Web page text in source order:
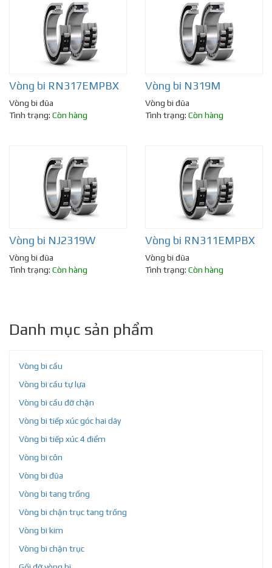
Vòng bi RN317EMPBX
Vòng bi đũa
Tình trạng: Còn hàng
Vòng bi N319M
Vòng bi đũa
Tình trạng: Còn hàng
Vòng bi NJ2319W
Vòng bi đũa
Tình trạng: Còn hàng
Vòng bi RN311EMPBX
Vòng bi đũa
Tình trạng: Còn hàng
Danh mục sản phẩm
Vòng bi cầu
Vòng bi cầu tự lựa
Vòng bi cầu đỡ chặn
Vòng bi tiếp xúc góc hai dãy
Vòng bi tiếp xúc 4 điểm
Vòng bi côn
Vòng bi đũa
Vòng bi tang trống
Vòng bi chặn trục tang trống
Vòng bi kim
Vòng bi chặn trục